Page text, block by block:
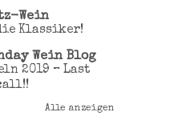
Wein
Klassiker!
Wein Blog
2019 – Last
Alle anzeigen